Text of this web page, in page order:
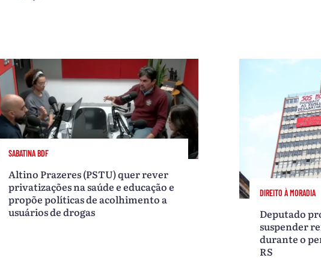
SABATINA BDF
Altino Prazeres (PSTU) quer rever
privatizações na saúde e educação e
propõe políticas de acolhimento a
usuários de drogas
DIREITO À MORADIA
Deputado
suspender
durante o
RS